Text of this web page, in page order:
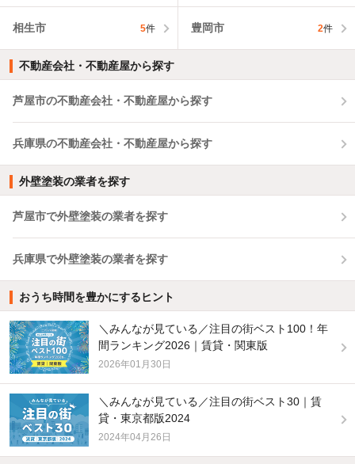
相生市 5件 豊岡市 2件
不動産会社・不動産屋から探す
芦屋市の不動産会社・不動産屋から探す
兵庫県の不動産会社・不動産屋から探す
外壁塗装の業者を探す
芦屋市で外壁塗装の業者を探す
兵庫県で外壁塗装の業者を探す
おうち時間を豊かにするヒント
＼みんなが見ている／注目の街ベスト100！年
間ランキング2026｜賃貸・関東版
2026年01月30日
＼みんなが見ている／注目の街ベスト30｜賃
貸・東京都版2024
2024年04月26日